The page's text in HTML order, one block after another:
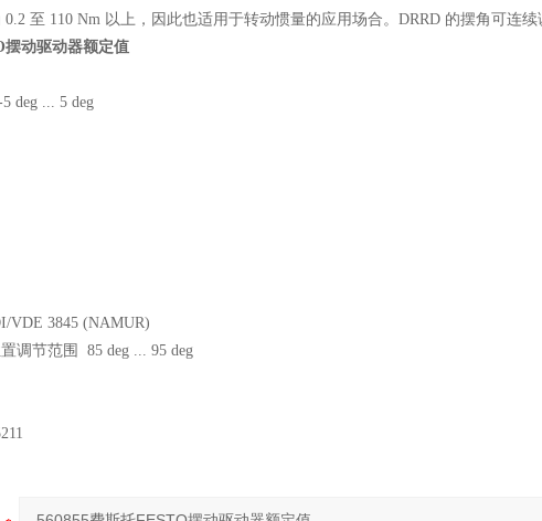
至 110 Nm 以上，因此也适用于转动惯量的应用场合。DRRD 的摆角可连续
摆动驱动器额定值
deg ... 5 deg
VDE 3845 (NAMUR)
调节范围 85 deg ... 95 deg